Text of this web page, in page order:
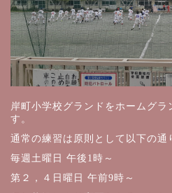
岸町小学校グランドをホームグラ
す。
通常の練習は原則として以下の通
毎週土曜日 午後1時～
第２，４日曜日 午前9時～